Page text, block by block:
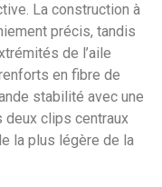
La construction à
précis, tandis
de l’aile
en fibre de
stabilité avec une
deux clips centraux
la plus légère de la